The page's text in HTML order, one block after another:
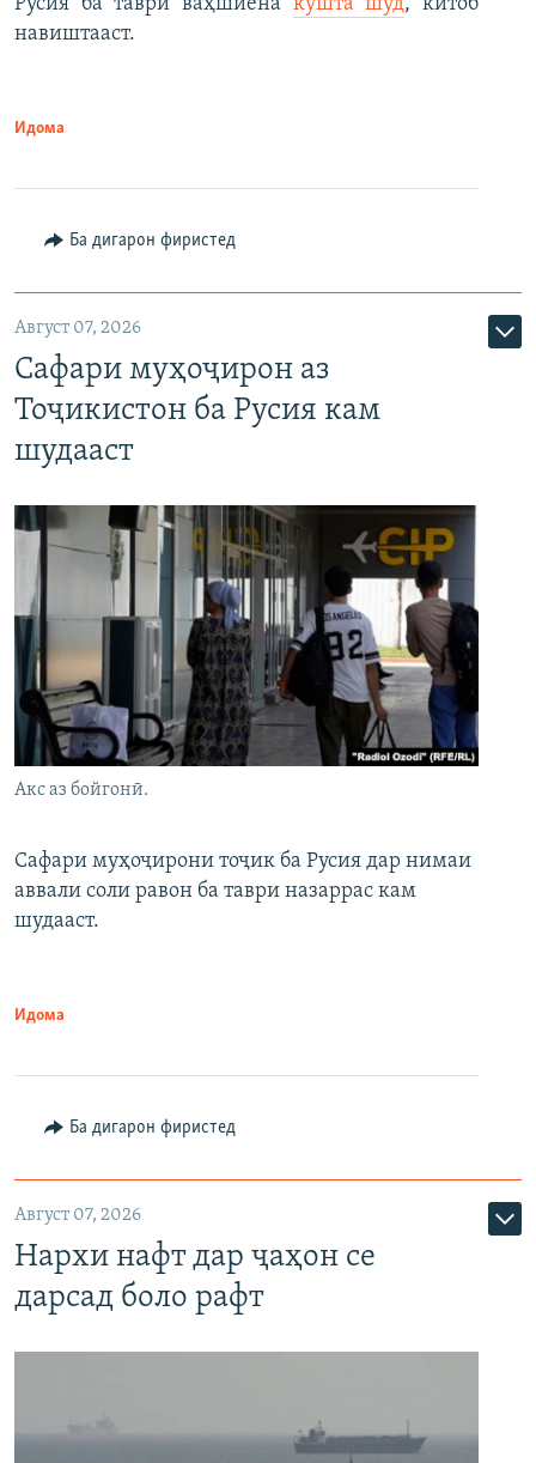
навиштааст.
Идома
Ба дигарон фиристед
Август 07, 2026
Сафари муҳоҷирон аз
Тоҷикистон ба Русия кам
шудааст
Акс аз бойгонӣ.
Сафари муҳоҷирони тоҷик ба Русия дар нимаи
аввали соли равон ба таври назаррас кам
шудааст.
Идома
Ба дигарон фиристед
Август 07, 2026
Нархи нафт дар ҷаҳон се
дарсад боло рафт